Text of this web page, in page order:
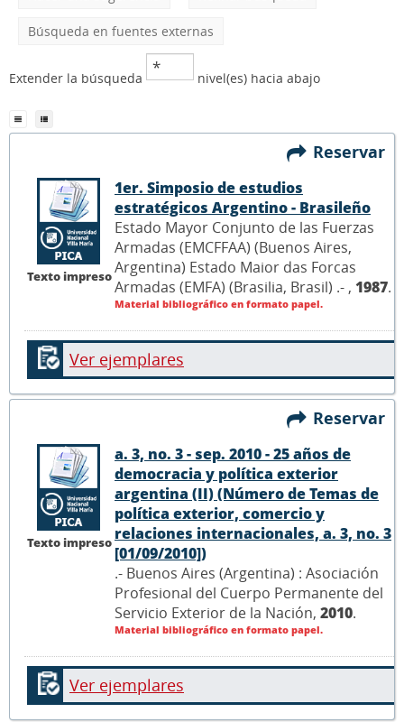
Búsqueda en fuentes externas
Extender la búsqueda nivel(es) hacia abajo
Reservar
Texto impreso
1er. Simposio de estudios
estratégicos Argentino - Brasileño
Estado Mayor Conjunto de las Fuerzas
Armadas (EMCFFAA) (Buenos Aires,
Argentina) Estado Maior das Forcas
Armadas (EMFA) (Brasilia, Brasil) .- , 1987.
Material bibliográfico en formato papel.
Ver ejemplares
Reservar
Texto impreso
a. 3, no. 3 - sep. 2010 - 25 años de
democracia y política exterior
argentina (II) (Número de Temas de
política exterior, comercio y
relaciones internacionales, a. 3, no. 3
[01/09/2010])
.- Buenos Aires (Argentina) : Asociación
Profesional del Cuerpo Permanente del
Servicio Exterior de la Nación, 2010.
Material bibliográfico en formato papel.
Ver ejemplares